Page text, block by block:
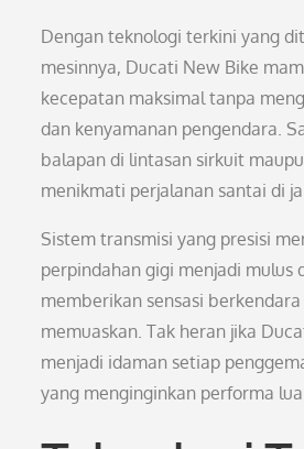
Dengan teknologi terkini yang
mesinnya, Ducati New Bike
kecepatan maksimal tanpa
dan kenyamanan pengendara.
balapan di lintasan sirkuit
menikmati perjalanan santai di
Sistem transmisi yang presisi
perpindahan gigi menjadi mulus
memberikan sensasi
memuaskan. Tak heran jika
menjadi idaman setiap
yang menginginkan performa